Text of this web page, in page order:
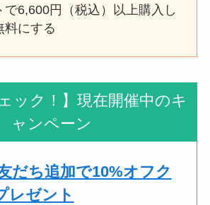
で6,600円（税込）以上購入し
料にする
ック！】現在開催中のキ
ャンペーン
だち追加で10%オフク
レゼント